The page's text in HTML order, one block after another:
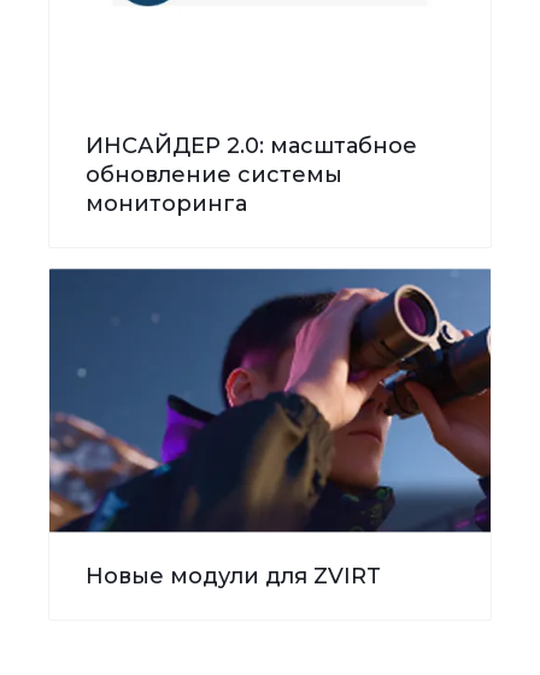
ИНСАЙДЕР 2.0: масштабное
обновление системы
мониторинга
Новые модули для ZVIRT